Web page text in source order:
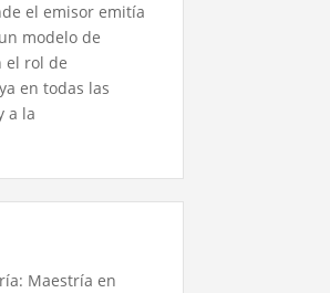
el emisor emitía
modelo de
el rol de
en todas las
a la
Maestría en